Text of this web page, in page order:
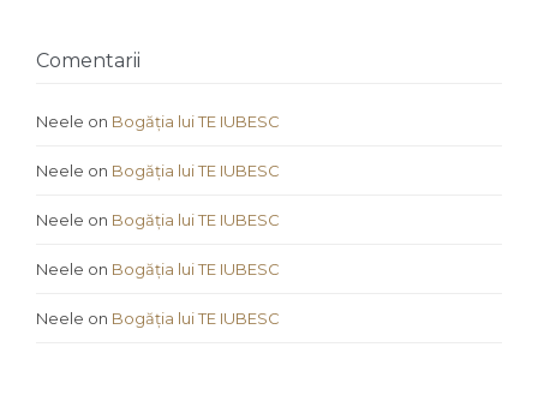
Comentarii
Neele on Bogăția lui TE IUBESC
Neele on Bogăția lui TE IUBESC
Neele on Bogăția lui TE IUBESC
Neele on Bogăția lui TE IUBESC
Neele on Bogăția lui TE IUBESC